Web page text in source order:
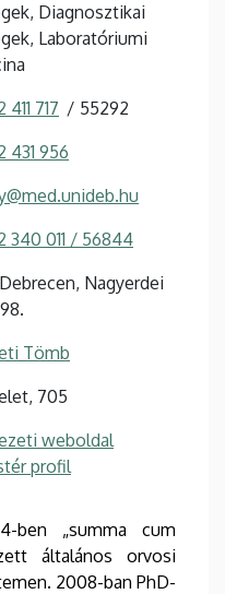
Diagnosztikai
Laboratóriumi
411 717 55292
431 956
340 011 / 56844
Nagyerdei
Tömb
705
weboldal
profil
ben „summa cum
általános orvosi
2008-ban PhD-